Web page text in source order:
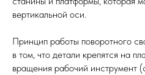
вертикальной оси.
Принцип работы поворотного
в том, что детали крепятся на
вращения рабочий инструмент